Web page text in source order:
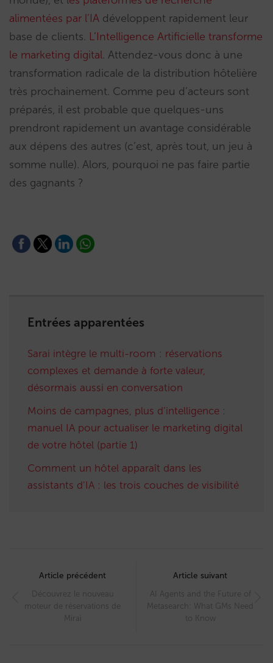
alimentées par l’IA développent rapidement leur
base de clients. L’Intelligence Artificielle transforme
le marketing digital. Attendez-vous donc à une
transformation radicale de la distribution hôtelière
très prochainement. Comme peu d’acteurs sont
préparés, il est probable que quelques-uns
prendront rapidement un avantage considérable
aux dépens des autres (c’est, après tout, un jeu à
somme nulle). Alors, pourquoi ne pas faire partie
des gagnants ?
Entrées apparentées
Sarai intègre le multi-room : réservations
complexes et demande à forte valeur,
désormais aussi en conversation
Moins de campagnes, plus d’intelligence :
manuel IA pour actualiser le marketing digital
de votre hôtel (partie 1)
Comment un hôtel apparaît dans les
assistants d’IA : les trois couches de visibilité
navigation
Article précédent
Découvrez le nouveau
moteur de réservations de
Mirai
Article suivant
AI Agents and the Future of
Metasearch: What GMs Need
to Know